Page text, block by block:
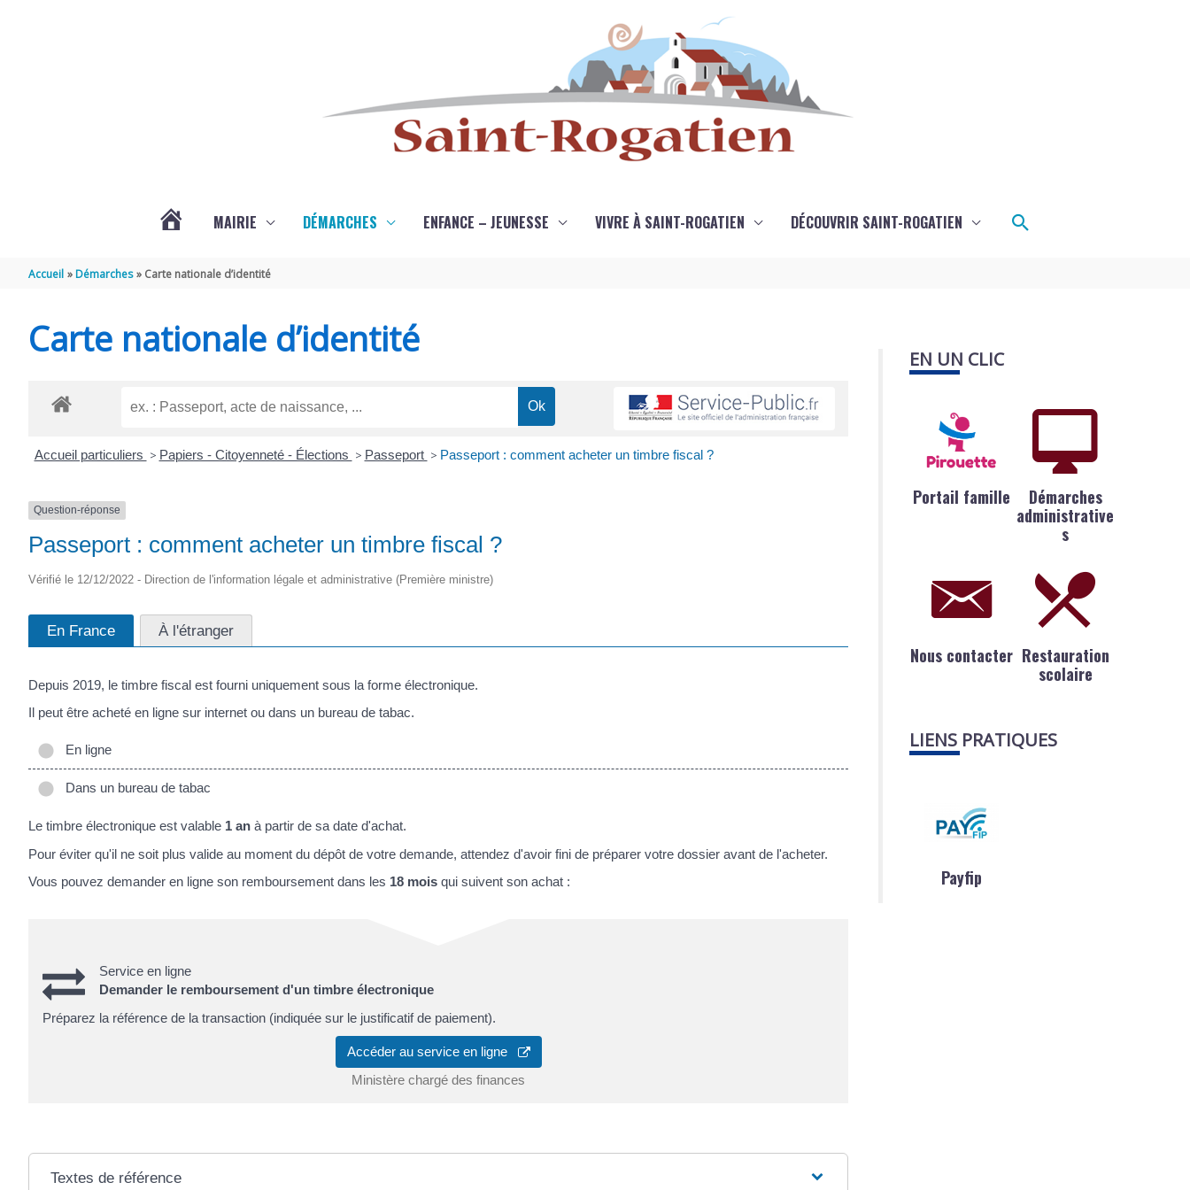
ROGATIEN
MAIRIE DÉMARCHES ENFANCE – JEUNESSE VIVRE À SAINT-ROGATIEN DÉCOUVRIR SAINT-ROGATIEN Rechercher
Accueil Démarches Carte nationale d’identité
Carte nationale d’identité
Accueil particuliers > Papiers - Citoyenneté - Élections > Passeport > Passeport : comment acheter un timbre fiscal ?
Question-réponse
Passeport : comment acheter un timbre fiscal ?
Vérifié le 12/12/2022 - Direction de l'information légale et administrative (Première ministre)
En France À l'étranger
Depuis 2019, le timbre fiscal est fourni uniquement sous la forme électronique.
Il peut être acheté en ligne sur internet ou dans un bureau de tabac.
En ligne
Dans un bureau de tabac
Le timbre électronique est valable 1 an à partir de sa date d'achat.
Pour éviter qu'il ne soit plus valide au moment du dépôt de votre demande, attendez d'avoir fini de préparer votre dossier avant de l'acheter.
Vous pouvez demander en ligne son remboursement dans les 18 mois qui suivent son achat :
Service en ligne
Demander le remboursement d'un timbre électronique
Préparez la référence de la transaction (indiquée sur le justificatif de paiement).
Accéder au service en ligne
Ministère chargé des finances
Textes de référence
EN UN CLIC
Portail famille
Démarches
administrative
s
Nous contacter Restauration
scolaire
LIENS PRATIQUES
Payfip